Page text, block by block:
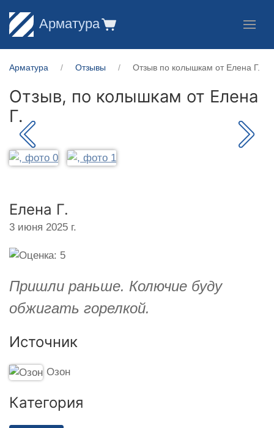
Арматура
Арматура Отзывы Отзыв по колышкам от Елена Г.
Отзыв, по колышкам от Елена
Г.
Елена Г.
3 июня 2025 г.
Пришли раньше. Колючие буду
обжигать горелкой.
Источник
Озон
Категория